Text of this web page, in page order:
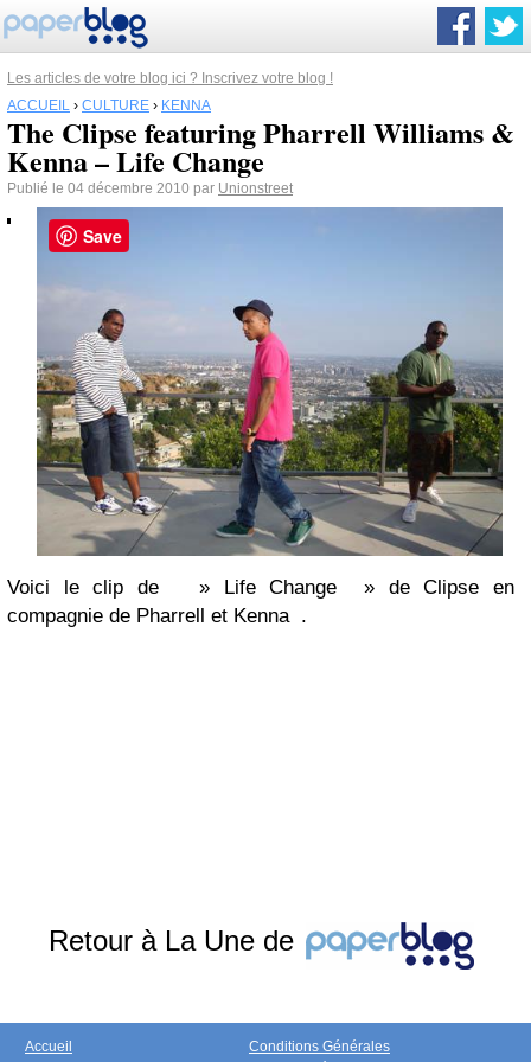
Les articles de votre blog ici ? Inscrivez votre blog !
ACCUEIL › CULTURE › KENNA
The Clipse featuring Pharrell Williams &
Kenna – Life Change
Publié le 04 décembre 2010 par Unionstreet
Voici le clip de » Life Change » de Clipse en
compagnie de Pharrell et Kenna .
Retour à La Une de
Accueil
Conditions Générales
Save